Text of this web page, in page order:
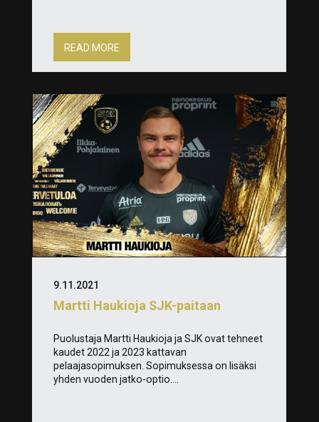
READ MORE
Martti Haukioja SJK-paitaan
9.11.2021
Puolustaja Martti Haukioja ja SJK ovat tehneet
kaudet 2022 ja 2023 kattavan
pelaajasopimuksen. Sopimuksessa on lisäksi
yhden vuoden jatko-optio....